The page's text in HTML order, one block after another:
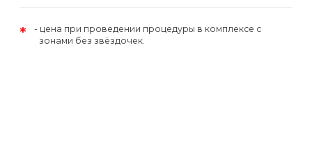
*
цена при проведении процедуры в комплексе с
зонами без звёздочек.